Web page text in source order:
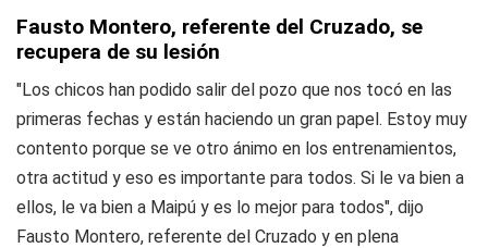
Fausto Montero, referente del Cruzado, se
recupera de su lesión
"Los chicos han podido salir del pozo que nos tocó en las
primeras fechas y están haciendo un gran papel. Estoy muy
contento porque se ve otro ánimo en los entrenamientos,
otra actitud y eso es importante para todos. Si le va bien a
ellos, le va bien a Maipú y es lo mejor para todos", dijo
Fausto Montero, referente del Cruzado y en plena